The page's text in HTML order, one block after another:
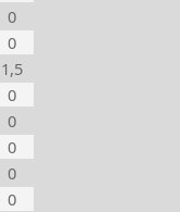
0
0
1,5
0
0
0
0
0